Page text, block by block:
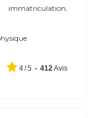
4/5 - 412Avis